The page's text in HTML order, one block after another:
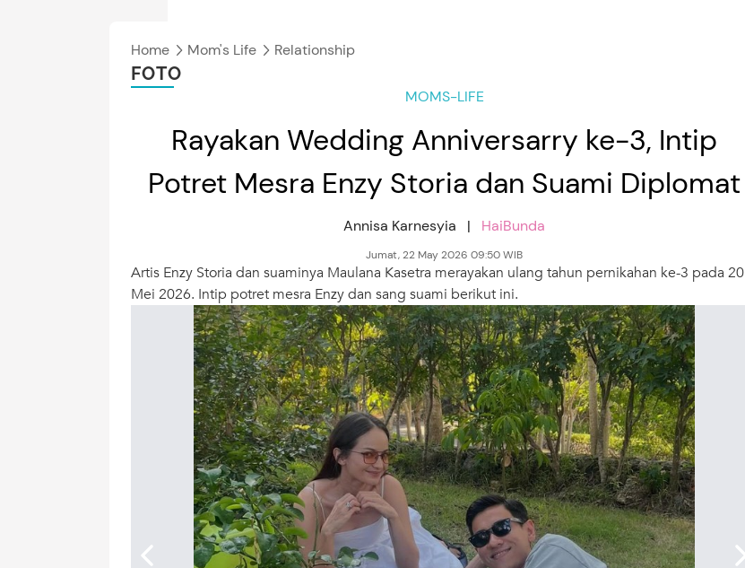
Home Mom's Life Relationship
FOTO
MOMS-LIFE
Rayakan Wedding Anniversarry ke-3, Intip
Potret Mesra Enzy Storia dan Suami Diplomat
Annisa Karnesyia | HaiBunda
Jumat, 22 May 2026 09:50 WIB
Artis Enzy Storia dan suaminya Maulana Kasetra merayakan ulang tahun pernikahan ke-3 pada 20
Mei 2026. Intip potret mesra Enzy dan sang suami berikut ini.